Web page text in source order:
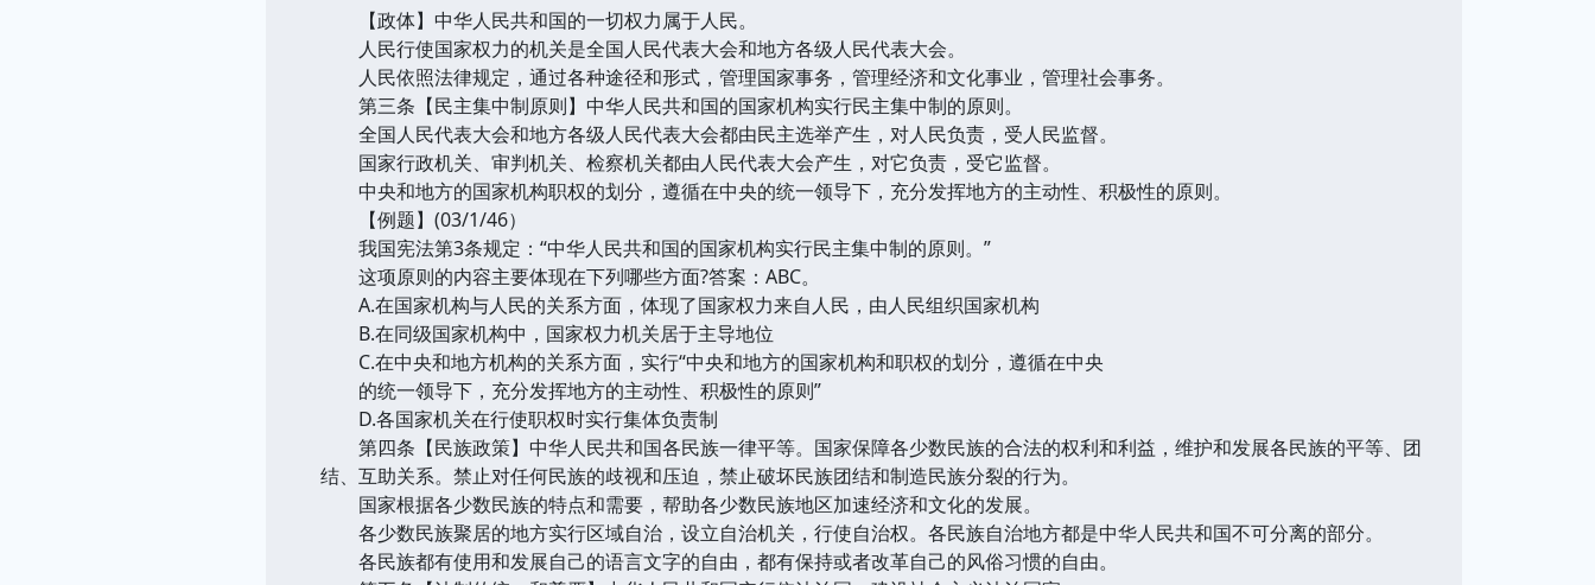
【政体】中华人民共和国的一切权力属于人民。
人民行使国家权力的机关是全国人民代表大会和地方各级人民代表大会。
人民依照法律规定，通过各种途径和形式，管理国家事务，管理经济和文化事业，管理社会事务。
第三条【民主集中制原则】中华人民共和国的国家机构实行民主集中制的原则。
全国人民代表大会和地方各级人民代表大会都由民主选举产生，对人民负责，受人民监督。
国家行政机关、审判机关、检察机关都由人民代表大会产生，对它负责，受它监督。
中央和地方的国家机构职权的划分，遵循在中央的统一领导下，充分发挥地方的主动性、积极性的原则。
【例题】(03/1/46）
我国宪法第3条规定：“中华人民共和国的国家机构实行民主集中制的原则。”
这项原则的内容主要体现在下列哪些方面?答案：ABC。
A.在国家机构与人民的关系方面，体现了国家权力来自人民，由人民组织国家机构
B.在同级国家机构中，国家权力机关居于主导地位
C.在中央和地方机构的关系方面，实行“中央和地方的国家机构和职权的划分，遵循在中央
的统一领导下，充分发挥地方的主动性、积极性的原则”
D.各国家机关在行使职权时实行集体负责制
第四条【民族政策】中华人民共和国各民族一律平等。国家保障各少数民族的合法的权利和利益，维护和发展各民族的平等、团
结、互助关系。禁止对任何民族的歧视和压迫，禁止破坏民族团结和制造民族分裂的行为。
国家根据各少数民族的特点和需要，帮助各少数民族地区加速经济和文化的发展。
各少数民族聚居的地方实行区域自治，设立自治机关，行使自治权。各民族自治地方都是中华人民共和国不可分离的部分。
各民族都有使用和发展自己的语言文字的自由，都有保持或者改革自己的风俗习惯的自由。